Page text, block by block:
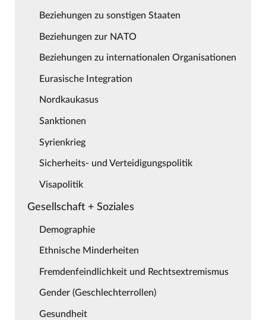
Beziehungen zu sonstigen Staaten
Beziehungen zur NATO
Beziehungen zu internationalen Organisationen
Eurasische Integration
Nordkaukasus
Sanktionen
Syrienkrieg
Sicherheits- und Verteidigungspolitik
Visapolitik
Gesellschaft + Soziales
Demographie
Ethnische Minderheiten
Fremdenfeindlichkeit und Rechtsextremismus
Gender (Geschlechterrollen)
Gesundheit